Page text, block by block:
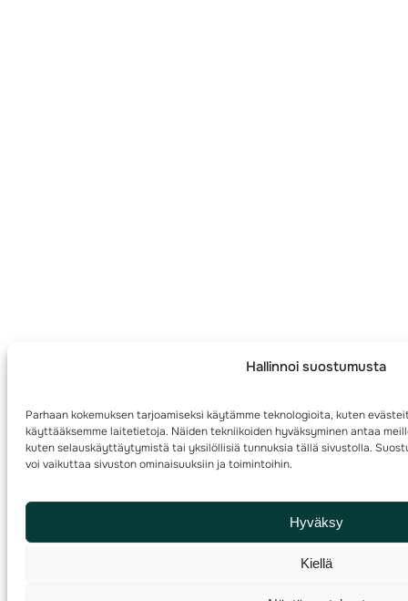
Hallinnoi suostumusta
Parhaan kokemuksen tarjoamiseksi käytämme teknologioita, kuten
käyttääksemme laitetietoja. Näiden tekniikoiden hyväksyminen antaa
kuten selauskäyttäytymistä tai yksilöllisiä tunnuksia tällä sivustolla.
voi vaikuttaa sivuston ominaisuuksiin ja toimintoihin.
Hyväksy
Kiellä